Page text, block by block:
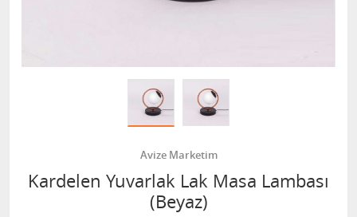
Avize Marketim
Kardelen Yuvarlak Lak Masa Lambası
(Beyaz)